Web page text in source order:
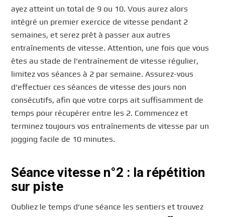
ayez atteint un total de 9 ou 10. Vous aurez alors
intégré un premier exercice de vitesse pendant 2
semaines, et serez prêt à passer aux autres
entraînements de vitesse. Attention, une fois que vous
êtes au stade de l’entraînement de vitesse régulier,
limitez vos séances à 2 par semaine. Assurez-vous
d’effectuer ces séances de vitesse des jours non
consécutifs, afin que votre corps ait suffisamment de
temps pour récupérer entre les 2. Commencez et
terminez toujours vos entraînements de vitesse par un
jogging facile de 10 minutes.
Séance vitesse n°2 : la répétition
sur piste
Oubliez le temps d’une séance les sentiers et trouvez